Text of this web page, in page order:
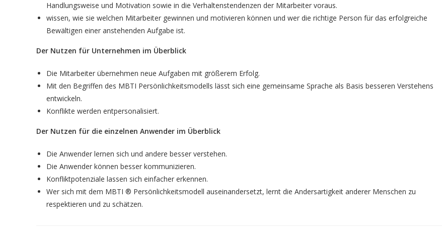
Handlungsweise und Motivation sowie in die Verhaltenstendenzen der Mitarbeiter voraus.
wissen, wie sie welchen Mitarbeiter gewinnen und motivieren können und wer die richtige Person für das erfolgreiche
Bewältigen einer anstehenden Aufgabe ist.
Der Nutzen für Unternehmen im Überblick
Die Mitarbeiter übernehmen neue Aufgaben mit größerem Erfolg.
Mit den Begriffen des MBTI Persönlichkeitsmodells lässt sich eine gemeinsame Sprache als Basis besseren Verstehens
entwickeln.
Konflikte werden entpersonalisiert.
Der Nutzen für die einzelnen Anwender im Überblick
Die Anwender lernen sich und andere besser verstehen.
Die Anwender können besser kommunizieren.
Konfliktpotenziale lassen sich einfacher erkennen.
Wer sich mit dem MBTI ® Persönlichkeitsmodell auseinandersetzt, lernt die Andersartigkeit anderer Menschen zu
respektieren und zu schätzen.